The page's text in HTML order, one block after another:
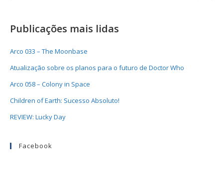
Publicações mais lidas
Arco 033 – The Moonbase
Atualização sobre os planos para o futuro de Doctor Who
Arco 058 – Colony in Space
Children of Earth: Sucesso Absoluto!
REVIEW: Lucky Day
Facebook